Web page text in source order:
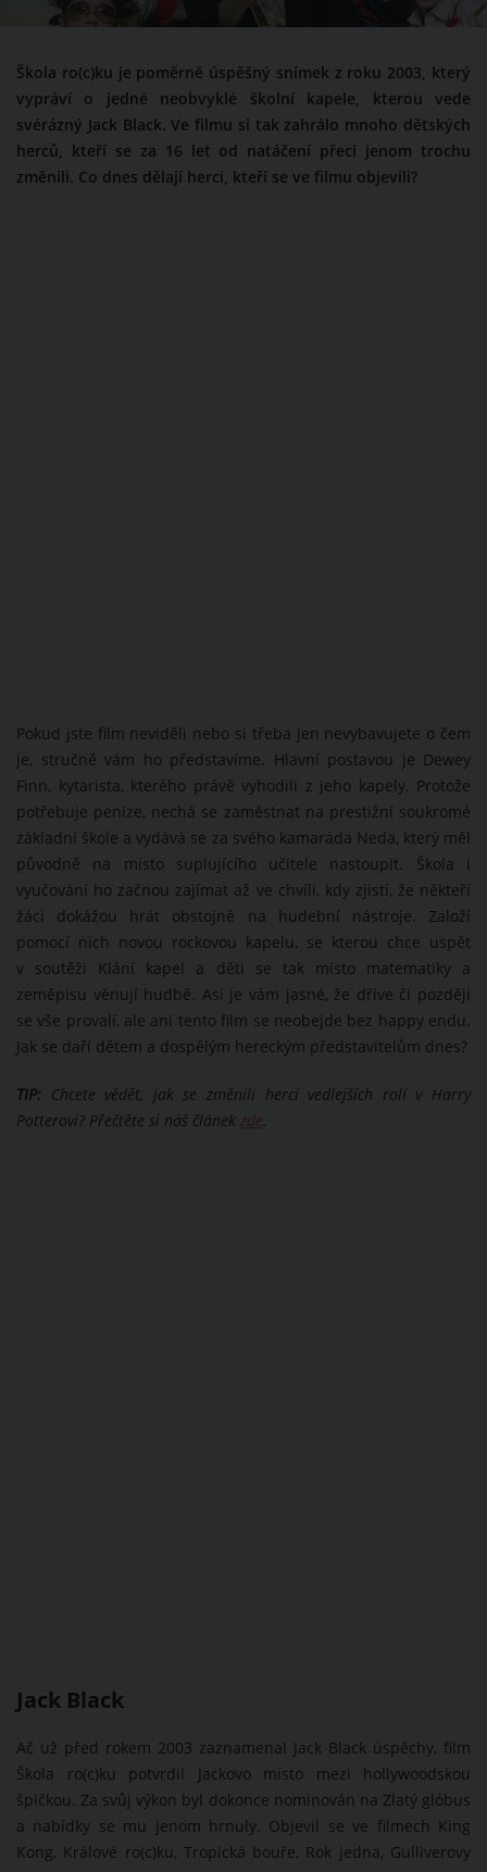
Škola ro(c)ku je poměrně úspěšný snímek z roku 2003, který
vypráví o jedné neobvyklé školní kapele, kterou vede
svérázný Jack Black. Ve filmu si tak zahrálo mnoho dětských
herců, kteří se za 16 let od natáčení přeci jenom trochu
změnili. Co dnes dělají herci, kteří se ve filmu objevili?
Pokud jste film neviděli nebo si třeba jen nevybavujete o čem
je, stručně vám ho představíme. Hlavní postavou je Dewey
Finn, kytarista, kterého právě vyhodili z jeho kapely. Protože
potřebuje peníze, nechá se zaměstnat na prestižní soukromé
základní škole a vydává se za svého kamaráda Neda, který měl
původně na místo suplujícího učitele nastoupit. Škola i
vyučování ho začnou zajímat až ve chvíli, kdy zjistí, že někteří
žáci dokážou hrát obstojně na hudební nástroje. Založí
pomocí nich novou rockovou kapelu, se kterou chce uspět
v soutěži Klání kapel a děti se tak místo matematiky a
zeměpisu věnují hudbě. Asi je vám jasné, že dříve či později
se vše provalí, ale ani tento film se neobejde bez happy endu.
Jak se daří dětem a dospělým hereckým představitelům dnes?
TIP: Chcete vědět, jak se změnili herci vedlejších rolí v Harry
Potterovi? Přečtěte si náš článek zde.
Jack Black
Ač už před rokem 2003 zaznamenal Jack Black úspěchy, film
Škola ro(c)ku potvrdil Jackovo místo mezi hollywoodskou
špičkou. Za svůj výkon byl dokonce nominován na Zlatý glóbus
a nabídky se mu jenom hrnuly. Objevil se ve filmech King
Kong, Králové ro(c)ku, Tropická bouře, Rok jedna, Gulliverovy